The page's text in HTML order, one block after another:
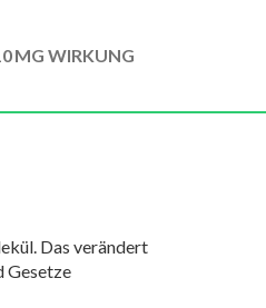
MG WIRKUNG
Das verändert
Gesetze